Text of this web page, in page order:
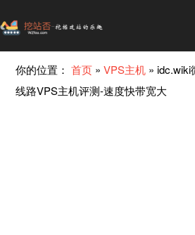
你的位置：首页 »VPS主机 »idc.wiki
线路VPS主机评测-速度快带宽大